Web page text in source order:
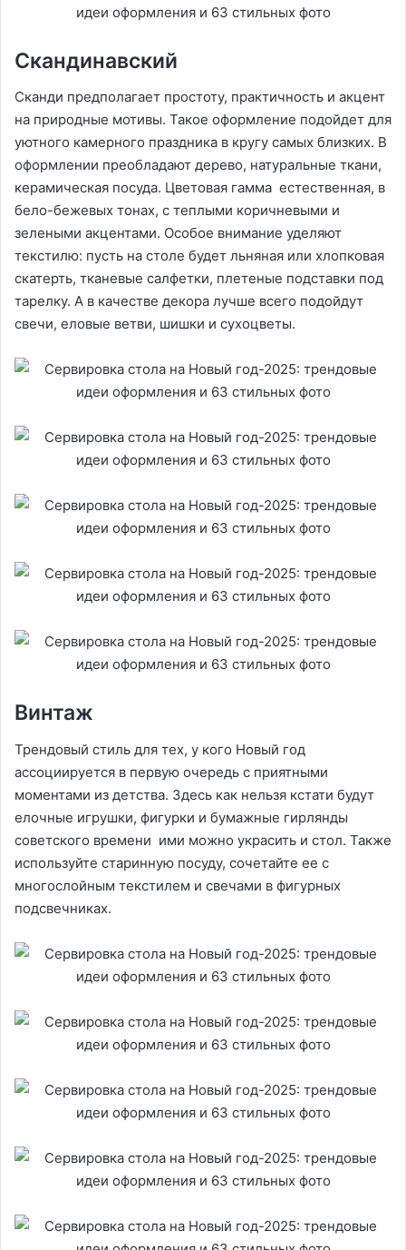
Скандинавский
Сканди предполагает простоту, практичность и акцент
на природные мотивы. Такое оформление подойдет для
уютного камерного праздника в кругу самых близких. В
оформлении преобладают дерево, натуральные ткани,
керамическая посуда. Цветовая гамма естественная, в
бело-бежевых тонах, с теплыми коричневыми и
зелеными акцентами. Особое внимание уделяют
текстилю: пусть на столе будет льняная или хлопковая
скатерть, тканевые салфетки, плетеные подставки под
тарелку. А в качестве декора лучше всего подойдут
свечи, еловые ветви, шишки и сухоцветы.
Винтаж
Трендовый стиль для тех, у кого Новый год
ассоциируется в первую очередь с приятными
моментами из детства. Здесь как нельзя кстати будут
елочные игрушки, фигурки и бумажные гирлянды
советского времени ими можно украсить и стол. Также
используйте старинную посуду, сочетайте ее с
многослойным текстилем и свечами в фигурных
подсвечниках.